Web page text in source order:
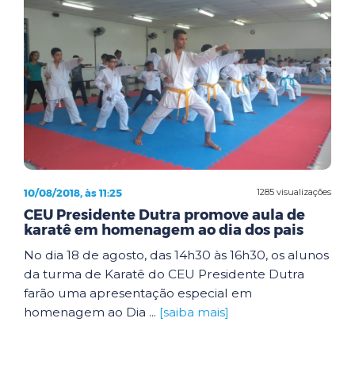
1285 visualizações
10/08/2018, às 11:25
CEU Presidente Dutra promove aula de
karatê em homenagem ao dia dos pais
No dia 18 de agosto, das 14h30 às 16h30, os alunos
da turma de Karatê do CEU Presidente Dutra
farão uma apresentação especial em
homenagem ao Dia ... [saiba mais]